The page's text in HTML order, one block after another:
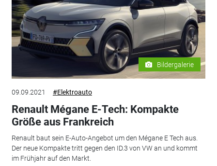
Bildergalerie
09.09.2021 #Elektroauto
Renault Mégane E-Tech: Kompakte
Größe aus Frankreich
Renault baut sein E-Auto-Angebot um den Mégane E Tech aus.
Der neue Kompakte tritt gegen den ID.3 von VW an und kommt
im Frühjahr auf den Markt.